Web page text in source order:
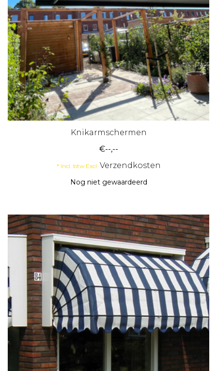
Knikarmschermen
€--,--
* Incl. btw Excl. Verzendkosten
Nog niet gewaardeerd